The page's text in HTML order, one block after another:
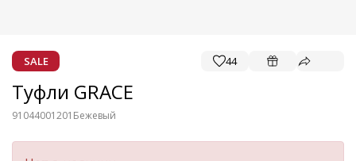
SALE 44
Туфли GRACE
91044001201 Бежевый